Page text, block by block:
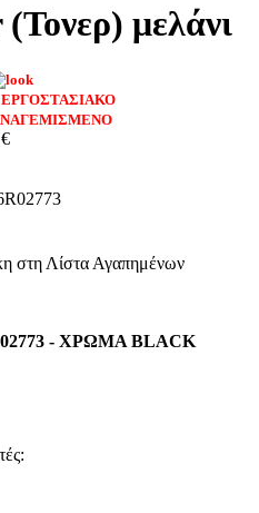
μελάνι
€
στη Λίστα Αγαπημένων
- ΧΡΩΜΑ BLACK